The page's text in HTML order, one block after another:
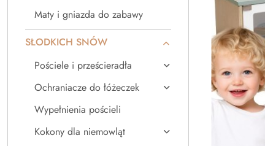
Maty i gniazda do zabawy
SŁODKICH SNÓW
Pościele i prześcieradła
Ochraniacze do łóżeczek
Wypełnienia pościeli
Kokony dla niemowląt